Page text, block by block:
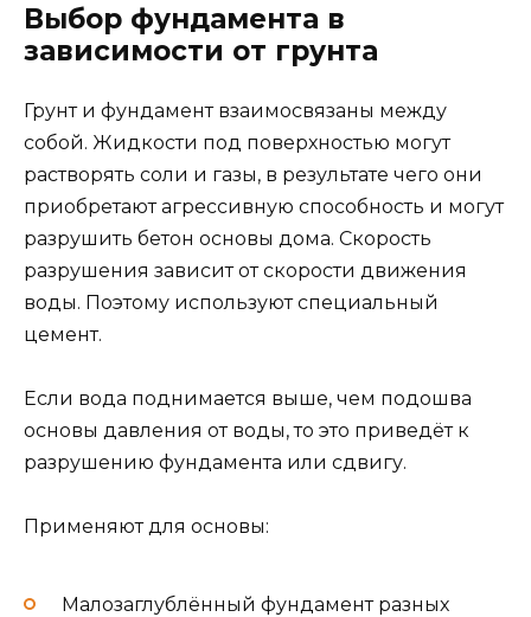
Выбор фундамента в
зависимости от грунта
Грунт и фундамент взаимосвязаны между
собой. Жидкости под поверхностью могут
растворять соли и газы, в результате чего они
приобретают агрессивную способность и могут
разрушить бетон основы дома. Скорость
разрушения зависит от скорости движения
воды. Поэтому используют специальный
цемент.
Если вода поднимается выше, чем подошва
основы давления от воды, то это приведёт к
разрушению фундамента или сдвигу.
Применяют для основы:
Малозаглублённый фундамент разных